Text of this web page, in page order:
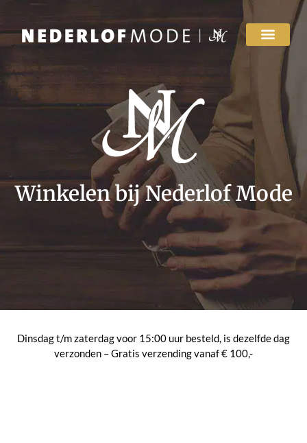
Winkelen bij Nederlof Mode
Dinsdag t/m zaterdag voor 15:00 uur besteld, is dezelfde dag
verzonden – Gratis verzending vanaf € 100,-